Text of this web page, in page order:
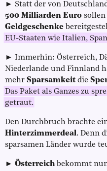
► Statt der von
500 Milliarden Euro
Geldgeschenke
EU-Staaten wie Italien,
► Immerhin: Österreich,
Niederlande und Finnland
mehr Sparsamkeit die
Das Paket als Ganzes zu
getraut.
Den Durchbruch brachte
Hinterzimmerdeal. Denn
sparsamen Länder wurde
► Österreich bekommt